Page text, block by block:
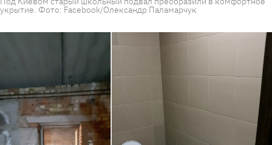
укрытие. Фото: Facebook/Олександр Паламарчук